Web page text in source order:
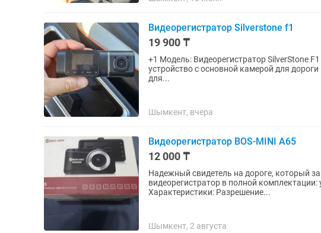
Видеорегистратор Silverstone f1
19 900 ₸
+1 Модель: Видеорегистратор SilverStone
устройство с основной камерой для
для...
Шымкент, вчера
Видеорегистратор BOS-MINI A65
12 000 ₸
Надежный свидетель на дороге, который
видеорегистратор в полной комплектации:
Характеристики: Разрешение...
Шымкент, 2 августа